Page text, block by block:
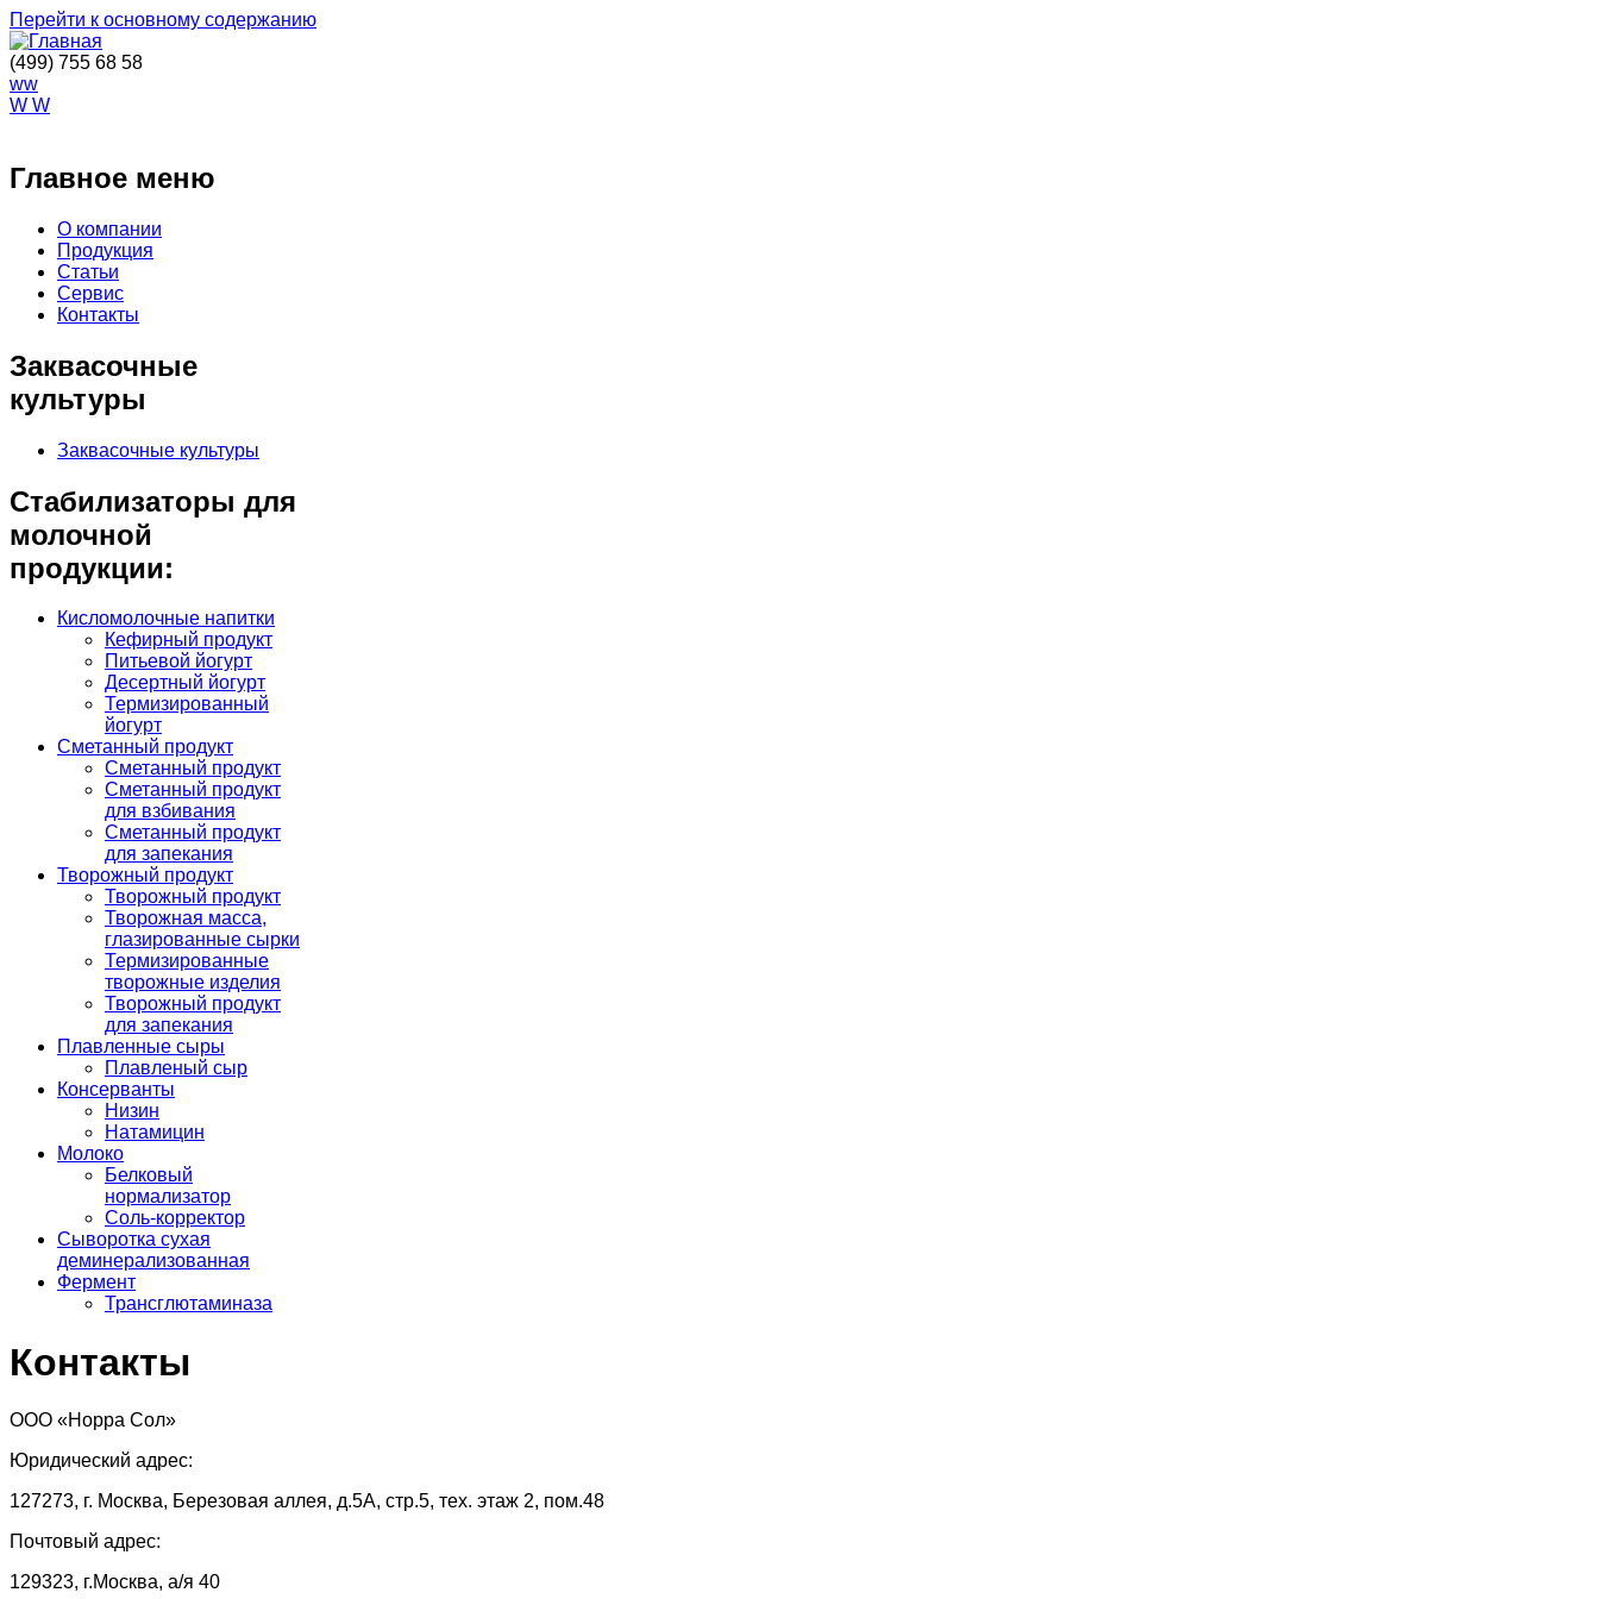
Перейти к основному содержанию
(499) 755 68 58
ww
W W
Главное меню
О компании
Продукция
Статьи
Сервис
Контакты
Заквасочные
культуры
Заквасочные культуры
Стабилизаторы для
молочной
продукции:
Кисломолочные напитки
Кефирный продукт
Питьевой йогурт
Десертный йогурт
Термизированный
йогурт
Сметанный продукт
Сметанный продукт
Сметанный продукт
для взбивания
Сметанный продукт
для запекания
Творожный продукт
Творожный продукт
Творожная масса,
глазированные сырки
Термизированные
творожные изделия
Творожный продукт
для запекания
Плавленные сыры
Плавленый сыр
Консерванты
Низин
Натамицин
Молоко
Белковый
нормализатор
Соль-корректор
Сыворотка сухая
деминерализованная
Фермент
Трансглютаминаза
Контакты
ООО «Норра Сол»
Юридический адрес:
127273, г. Москва, Березовая аллея, д.5А, стр.5, тех. этаж 2, пом.48
Почтовый адрес:
129323, г.Москва, а/я 40